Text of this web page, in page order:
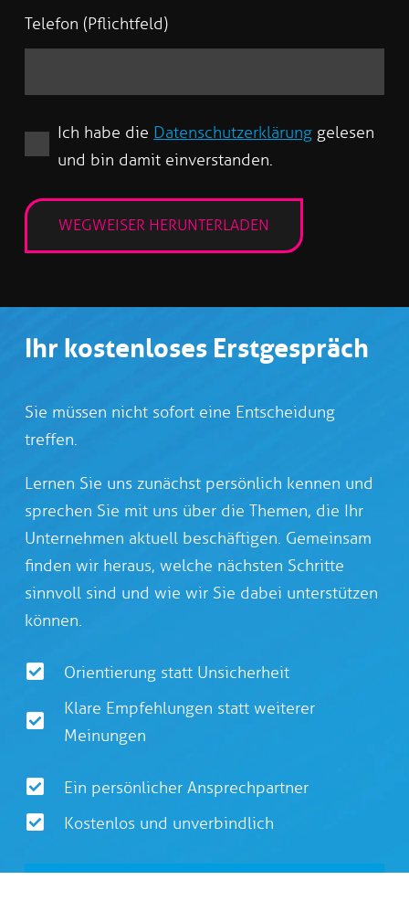
Telefon (Pflichtfeld)
Ich habe die Datenschutzerklärung gelesen
und bin damit einverstanden.
Ihr kostenloses Erstgespräch
Sie müssen nicht sofort eine Entscheidung
treffen.
Lernen Sie uns zunächst persönlich kennen und
sprechen Sie mit uns über die Themen, die Ihr
Unternehmen aktuell beschäftigen. Gemeinsam
finden wir heraus, welche nächsten Schritte
sinnvoll sind und wie wir Sie dabei unterstützen
können.
Orientierung statt Unsicherheit
Klare Empfehlungen statt weiterer
Meinungen
Ein persönlicher Ansprechpartner
Kostenlos und unverbindlich